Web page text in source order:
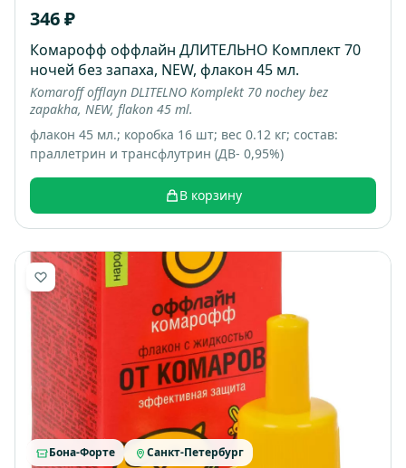
346 ₽
Комарофф оффлайн ДЛИТЕЛЬНО Комплект 70
ночей без запаха, NEW, флакон 45 мл.
Komaroff offlayn DLITELNO Komplekt 70 nochey bez
zapakha, NEW, flakon 45 ml.
флакон 45 мл.; коробка 16 шт; вес 0.12 кг; состав:
праллетрин и трансфлутрин (ДВ- 0,95%)
В корзину
Бона-Форте Санкт-Петербург